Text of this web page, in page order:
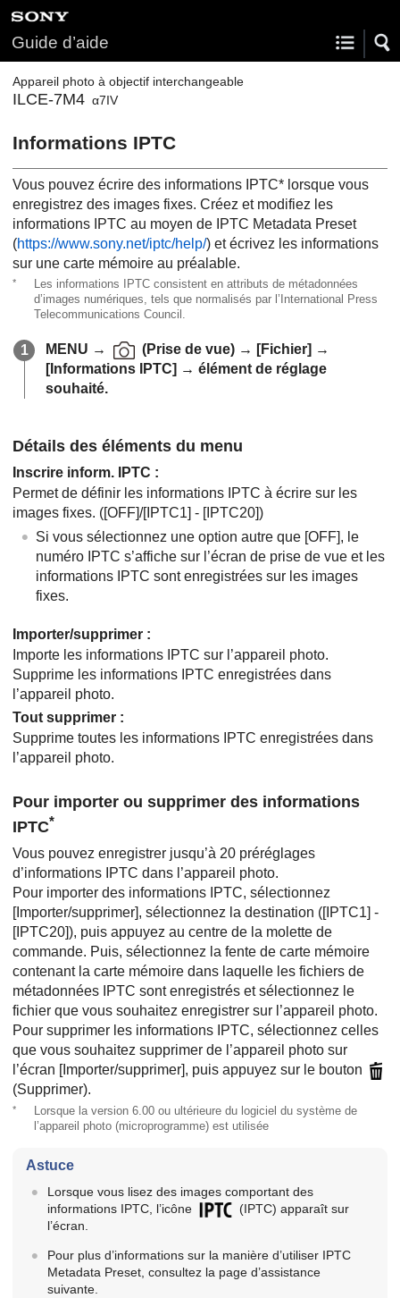
Guide d’aide
Appareil photo à objectif interchangeable
ILCE-7M4 α7IV
Informations IPTC
Vous pouvez écrire des informations IPTC* lorsque vous
enregistrez des images fixes. Créez et modifiez les
informations IPTC au moyen de IPTC Metadata Preset
(https://www.sony.net/iptc/help/) et écrivez les informations
sur une carte mémoire au préalable.
*
Les informations IPTC consistent en attributs de métadonnées
d’images numériques, tels que normalisés par l’International Press
Telecommunications Council.
MENU → (Prise de vue) → [Fichier] →
[Informations IPTC] → élément de réglage
souhaité.
Détails des éléments du menu
Inscrire inform. IPTC :
Permet de définir les informations IPTC à écrire sur les
images fixes. ([OFF]/[IPTC1] - [IPTC20])
Si vous sélectionnez une option autre que [OFF], le
numéro IPTC s’affiche sur l’écran de prise de vue et les
informations IPTC sont enregistrées sur les images
fixes.
Importer/supprimer :
Importe les informations IPTC sur l’appareil photo.
Supprime les informations IPTC enregistrées dans
l’appareil photo.
Tout supprimer :
Supprime toutes les informations IPTC enregistrées dans
l’appareil photo.
Pour importer ou supprimer des informations
IPTC*
Vous pouvez enregistrer jusqu’à 20 préréglages
d’informations IPTC dans l’appareil photo.
Pour importer des informations IPTC, sélectionnez
[Importer/supprimer], sélectionnez la destination ([IPTC1] -
[IPTC20]), puis appuyez au centre de la molette de
commande. Puis, sélectionnez la fente de carte mémoire
contenant la carte mémoire dans laquelle les fichiers de
métadonnées IPTC sont enregistrés et sélectionnez le
fichier que vous souhaitez enregistrer sur l’appareil photo.
Pour supprimer les informations IPTC, sélectionnez celles
que vous souhaitez supprimer de l’appareil photo sur
l’écran [Importer/supprimer], puis appuyez sur le bouton
(Supprimer).
*
Lorsque la version 6.00 ou ultérieure du logiciel du système de
l’appareil photo (microprogramme) est utilisée
Astuce
Lorsque vous lisez des images comportant des
informations IPTC, l’icône
(IPTC) apparaît sur
l’écran.
Pour plus d’informations sur la manière d’utiliser IPTC
Metadata Preset, consultez la page d’assistance
suivante.